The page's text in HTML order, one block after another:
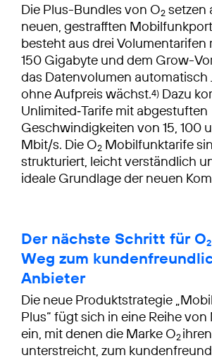
Die Plus-Bundles von O2 setzen
neuen, gestrafften
besteht aus drei Volumentarifen
150 Gigabyte und dem Grow-
das Datenvolumen automatisch
ohne Aufpreis wächst.4) Dazu
Unlimited‑Tarife mit abgestuften
Geschwindigkeiten von 15, 100
Mbit/s. Die O2 Mobilfunktarife
strukturiert, leicht verständlich
ideale Grundlage der neuen
Der nächste Schritt für O2
Weg zum
Anbieter
Die neue Produktstrategie
Plus“ fügt sich in eine Reihe
ein, mit denen die Marke O2
unterstreicht, zum